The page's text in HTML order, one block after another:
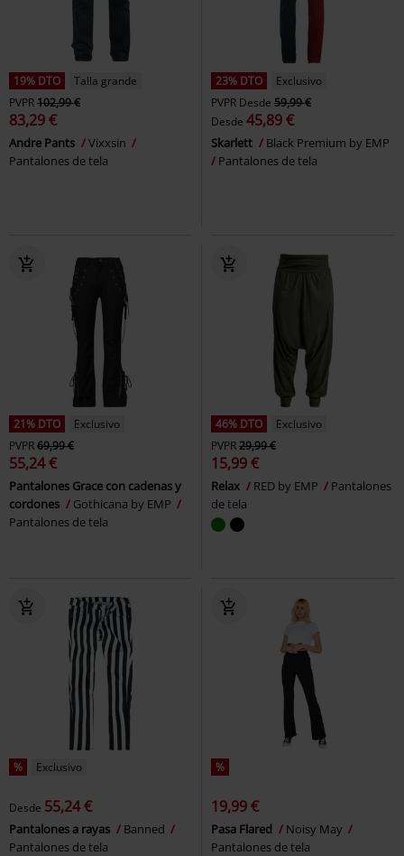
19% DTO
Talla grande
PVPR102,99 €
83,29 €
Andre Pants
Vixxsin
Pantalones de tela
23% DTO
Exclusivo
PVPR Desde 59,99 €
Desde 45,89 €
Skarlett
Black Premium by EMP
Pantalones de tela
21% DTO
Exclusivo
PVPR69,99 €
55,24 €
Pantalones Grace con cadenas y
cordones
Gothicana by EMP
Pantalones de tela
46% DTO
Exclusivo
PVPR29,99 €
15,99 €
Relax RED by EMP
Pantalones
de tela
% Exclusivo
Desde 55,24 €
Pantalones a rayas
Banned
Pantalones de tela
%
19,99 €
Pasa Flared
Noisy May
Pantalones de tela